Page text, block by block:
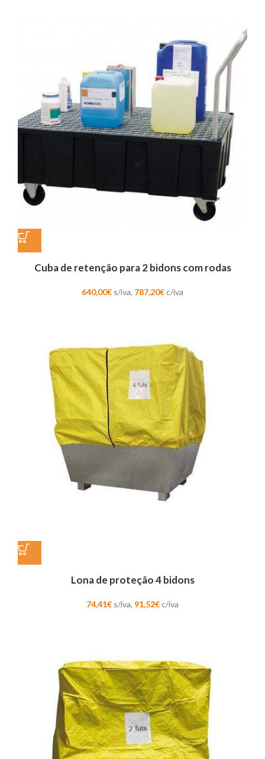
Cuba de retenção para 2 bidons com rodas
640,00€ s/iva, 787,20€c/iva
Lona de proteção 4 bidons
74,41€ s/iva, 91,52€c/iva